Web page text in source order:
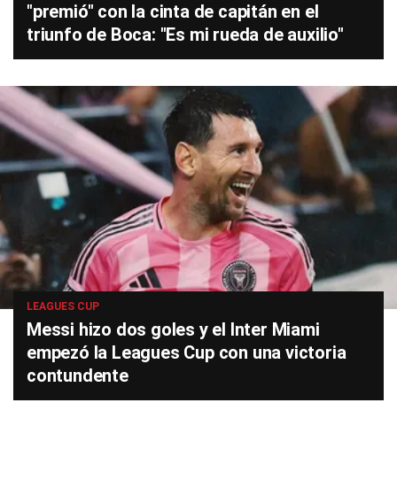
"premió" con la cinta de capitán en el
triunfo de Boca: "Es mi rueda de auxilio"
LEAGUES CUP
Messi hizo dos goles y el Inter Miami
empezó la Leagues Cup con una victoria
contundente